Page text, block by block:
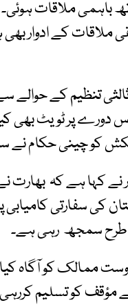
باہمی ملاقات
دورے پر ٹویٹ بھی
کو چینی حکام نے
نے کہا ہے کہ
کی سفارتی
طرح سمجھ رہی ہے۔
ممالک کو آگاہ کیا
مؤقف کو تسلیم